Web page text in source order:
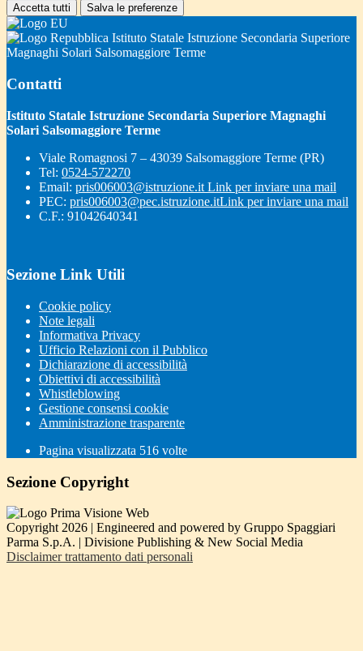
Accetta tutti Salva le preferenze
Istituto Statale Istruzione Secondaria Superiore
Magnaghi Solari Salsomaggiore Terme
Contatti
Istituto Statale Istruzione Secondaria Superiore Magnaghi
Solari Salsomaggiore Terme
Viale Romagnosi 7 – 43039 Salsomaggiore Terme (PR)
Tel: 0524-572270
Email: pris006003@istruzione.it Link per inviare una mail
PEC: pris006003@pec.istruzione.itLink per inviare una mail
C.F.: 91042640341
Sezione Link Utili
Cookie policy
Note legali
Informativa Privacy
Ufficio Relazioni con il Pubblico
Dichiarazione di accessibilità
Obiettivi di accessibilità
Whistleblowing
Gestione consensi cookie
Amministrazione trasparente
Pagina visualizzata 516 volte
Sezione Copyright
Copyright 2026 | Engineered and powered by Gruppo Spaggiari
Parma S.p.A. | Divisione Publishing & New Social Media
Disclaimer trattamento dati personali